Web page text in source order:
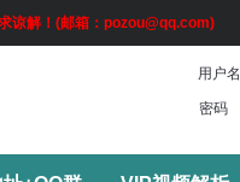
谅解！(邮箱：pozou@qq.com)
用户名
密码